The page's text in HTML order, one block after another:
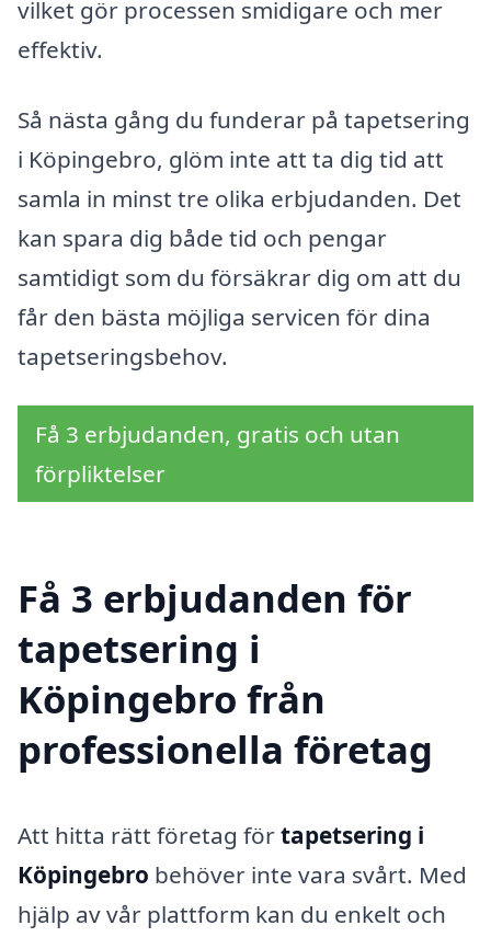
vilket gör processen smidigare och mer
effektiv.
Så nästa gång du funderar på tapetsering
i Köpingebro, glöm inte att ta dig tid att
samla in minst tre olika erbjudanden. Det
kan spara dig både tid och pengar
samtidigt som du försäkrar dig om att du
får den bästa möjliga servicen för dina
tapetseringsbehov.
Få 3 erbjudanden, gratis och utan
förpliktelser
Få 3 erbjudanden för
tapetsering i
Köpingebro från
professionella företag
Att hitta rätt företag förtapetsering i
Köpingebro behöver inte vara svårt. Med
hjälp av vår plattform kan du enkelt och